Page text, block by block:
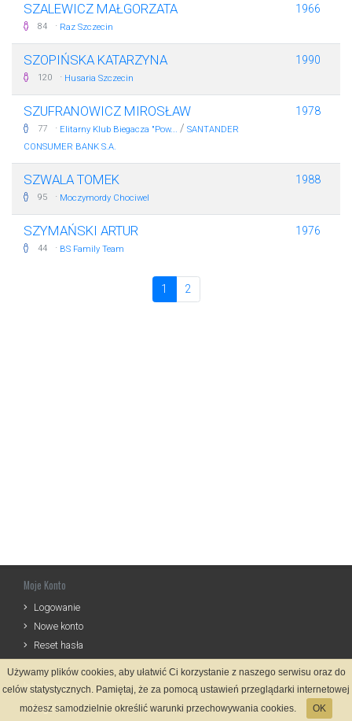
SZALEWICZ MAŁGORZATA
84 · Raz Szczecin
1966
SZOPIŃSKA KATARZYNA
120 · Husaria Szczecin
1990
SZUFRANOWICZ MIROSŁAW
77 · Elitarny Klub Biegacza "Pow... / SANTANDER
CONSUMER BANK S.A.
1978
SZWALA TOMEK
95 · Moczymordy Chociwel
1988
SZYMAŃSKI ARTUR
44 · BS Family Team
1976
1 2
Moje Konto
Logowanie
Nowe konto
Reset hasła
Informacje
Regulamin
Używamy plików cookies, aby ułatwić Ci korzystanie z naszego serwisu oraz do
celów statystycznych. Pamiętaj, że za pomocą ustawień przeglądarki internetowej
możesz samodzielnie określić warunki przechowywania cookies.
OK